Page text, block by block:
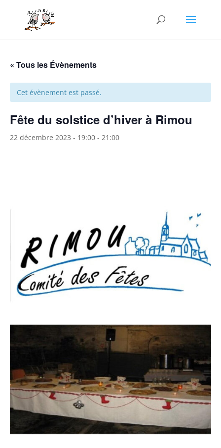
« Tous les Évènements
Cet évènement est passé.
Fête du solstice d’hiver à Rimou
22 décembre 2023 - 19:00 - 21:00